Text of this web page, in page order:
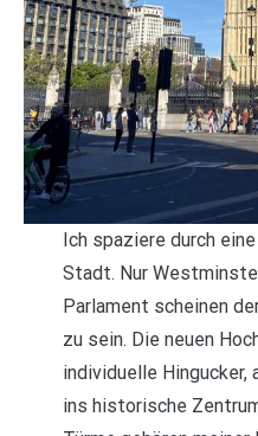
Ich spaziere durch
Stadt. Nur
Parlament scheinen
zu sein. Die neuen
individuelle Hingucker,
ins historische